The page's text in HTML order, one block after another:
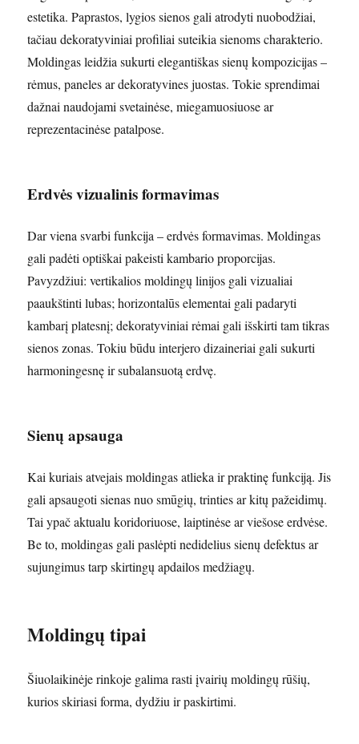
estetika. Paprastos, lygios sienos gali atrodyti nuobodžiai,
tačiau dekoratyviniai profiliai suteikia sienoms charakterio.
Moldingas leidžia sukurti elegantiškas sienų kompozicijas –
rėmus, paneles ar dekoratyvines juostas. Tokie sprendimai
dažnai naudojami svetainėse, miegamuosiuose ar
reprezentacinėse patalpose.
Erdvės vizualinis formavimas
Dar viena svarbi funkcija – erdvės formavimas. Moldingas
gali padėti optiškai pakeisti kambario proporcijas.
Pavyzdžiui: vertikalios moldingų linijos gali vizualiai
paaukštinti lubas; horizontalūs elementai gali padaryti
kambarį platesnį; dekoratyviniai rėmai gali išskirti tam tikras
sienos zonas. Tokiu būdu interjero dizaineriai gali sukurti
harmoningesnę ir subalansuotą erdvę.
Sienų apsauga
Kai kuriais atvejais moldingas atlieka ir praktinę funkciją. Jis
gali apsaugoti sienas nuo smūgių, trinties ar kitų pažeidimų.
Tai ypač aktualu koridoriuose, laiptinėse ar viešose erdvėse.
Be to, moldingas gali paslėpti nedidelius sienų defektus ar
sujungimus tarp skirtingų apdailos medžiagų.
Moldingų tipai
Šiuolaikinėje rinkoje galima rasti įvairių moldingų rūšių,
kurios skiriasi forma, dydžiu ir paskirtimi.